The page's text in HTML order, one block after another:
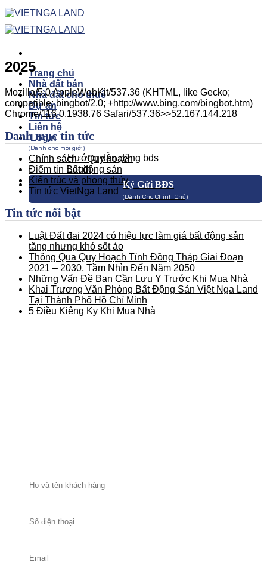
Skip
to
content
Trang chủ
Nhà đất bán
Nhà đất cho thuê
Dự án
Tin tức
Liên hệ
Login
(Dành cho môi giới)
Hướng dẫn đăng bđs
Login
Ký Gửi BĐS
(Dành Cho Chính Chủ)
2025
Mozilla/5.0 AppleWebKit/537.36 (KHTML, like Gecko;
compatible; bingbot/2.0; +http://www.bing.com/bingbot.htm)
Chrome/116.0.1938.76 Safari/537.36>>52.167.144.218
Danh mục tin tức
Chính sách – Quy hoạch
Điểm tin Bất động sản
Kiến trúc và phong thủy
Tin tức VietNga Land
Tin tức nổi bật
Luật Đất đai 2024 có hiệu lực làm giá bất động sản
tăng nhưng khó sốt ảo
Thông Qua Quy Hoạch Tỉnh Đồng Tháp Giai Đoạn
2021 – 2030, Tầm Nhìn Đến Năm 2050
Những Vấn Đề Bạn Cần Lưu Ý Trước Khi Mua Nhà
Khai Trương Văn Phòng Bất Động Sản Việt Nga Land
Tại Thành Phố Hồ Chí Minh
5 Điều Kiêng Kỵ Khi Mua Nhà